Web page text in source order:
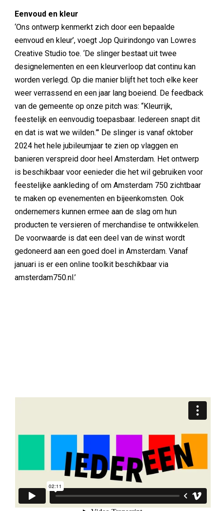
Eenvoud en kleur
‘Ons ontwerp kenmerkt zich door een bepaalde
eenvoud en kleur’, voegt Jop Quirindongo van Lowres
Creative Studio toe. ‘De slinger bestaat uit twee
designelementen en een kleurverloop dat continu kan
worden verlegd. Op die manier blijft het toch elke keer
weer verrassend en een jaar lang boeiend. De feedback
van de gemeente op onze pitch was: “Kleurrijk,
feestelijk en eenvoudig toepasbaar. Iedereen snapt dit
en dat is wat we wilden.”’ De slinger is vanaf oktober
2024 het hele jubileumjaar te zien op vlaggen en
banieren verspreid door heel Amsterdam. Het ontwerp
is beschikbaar voor eenieder die het wil gebruiken voor
feestelijke aankleding of om Amsterdam 750 zichtbaar
te maken op evenementen en bijeenkomsten. Ook
ondernemers kunnen ermee aan de slag om hun
producten te versieren of merchandise te ontwikkelen.
De voorwaarde is dat een deel van de winst wordt
gedoneerd aan een goed doel in Amsterdam. Vanaf
januari is er een online toolkit beschikbaar via
amsterdam750.nl.’